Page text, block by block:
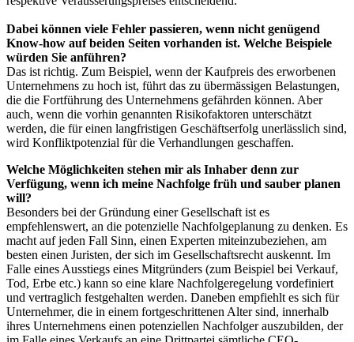
Dabei können viele Fehler passieren, wenn nicht genügend
Know-how auf beiden Seiten vorhanden ist. Welche Beispiele
würden Sie anführen?
Das ist richtig. Zum Beispiel, wenn der Kaufpreis des erworbenen
Unternehmens zu hoch ist, führt das zu übermässigen Belastungen,
die die Fortführung des Unternehmens gefährden können. Aber
auch, wenn die vorhin genannten Risikofaktoren unterschätzt
werden, die für einen langfristigen Geschäftserfolg unerlässlich sind,
wird Konfliktpotenzial für die Verhandlungen geschaffen.
Welche Möglichkeiten stehen mir als Inhaber denn zur
Verfügung, wenn ich meine Nachfolge früh und sauber planen
will?
Besonders bei der Gründung einer Gesellschaft ist es
empfehlenswert, an die potenzielle Nachfolgeplanung zu denken. Es
macht auf jeden Fall Sinn, einen Experten miteinzubeziehen, am
besten einen Juristen, der sich im Gesellschaftsrecht auskennt. Im
Falle eines Ausstiegs eines Mitgründers (zum Beispiel bei Verkauf,
Tod, Erbe etc.) kann so eine klare Nachfolgeregelung vordefiniert
und vertraglich festgehalten werden. Daneben empfiehlt es sich für
Unternehmer, die in einem fortgeschrittenen Alter sind, innerhalb
ihres Unternehmens einen po­tenziellen Nachfolger auszubilden, der